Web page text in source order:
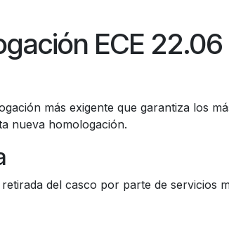
ECE 22.06
más exigente que garantiza los
nueva homologación.
del casco por parte de servicios